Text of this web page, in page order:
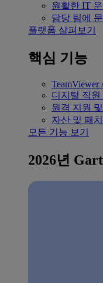
원활한 IT
담당 팀에 문
플랫폼 살펴보기
핵심 기능
TeamViewer
디지털 직원
원격 지원
자산 및 패치
모든 기능 보기
2026년